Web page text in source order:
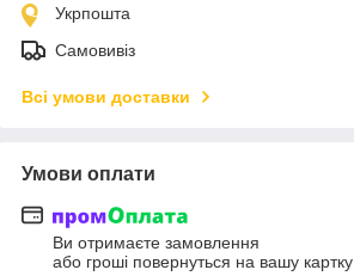
Укрпошта
Самовивіз
Всі умови доставки
Умови оплати
Ви отримаєте замовлення
або гроші повернуться на вашу картку